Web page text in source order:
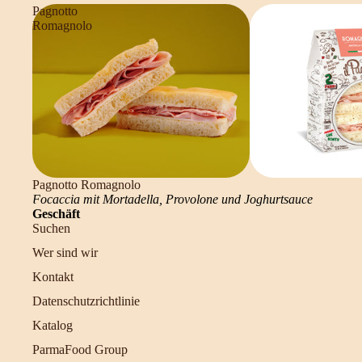
Pagnotto
Romagnolo
Pagnotto Romagnolo
Focaccia mit Mortadella, Provolone und Joghurtsauce
Geschäft
Suchen
Wer sind wir
Kontakt
Datenschutzrichtlinie
Katalog
ParmaFood Group